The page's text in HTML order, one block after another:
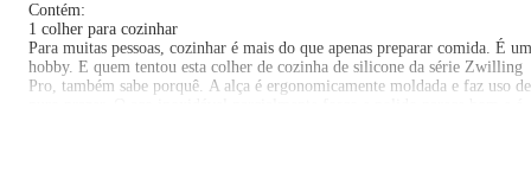
Contém:
1 colher para cozinhar
Para muitas pessoas, cozinhar é mais do que apenas preparar comida. É um
hobby. E quem tentou esta colher de cozinha de silicone da série Zwilling
Pro, também sabe porquê. A alça é ergonomicamente moldada e faz uso de